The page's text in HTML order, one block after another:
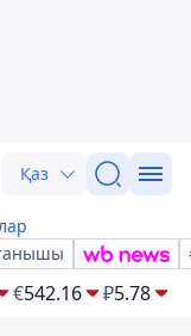
Қаз
€542.16 ₽5.78